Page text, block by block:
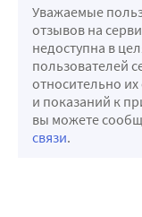
Уважаемые
отзывов на
недоступна в
пользователей
относительно их
и показаний к
вы можете
связи.